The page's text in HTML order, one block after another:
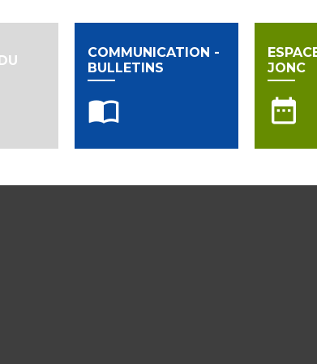
COMMUNICATION -
BULLETINS
import_contacts
JONC
date_range